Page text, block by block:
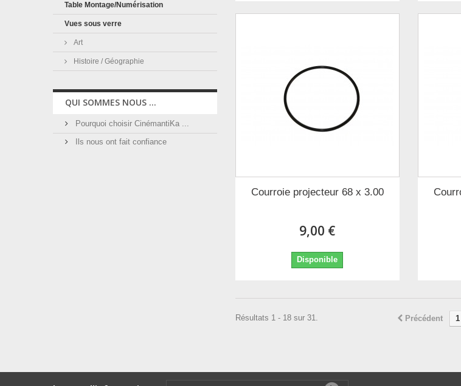
Table Montage/Numérisation
Vues sous verre
Art
Histoire / Géographie
QUI SOMMES NOUS ...
Pourquoi choisir CinémantiKa ...
Ils nous ont fait confiance
Courroie projecteur 68 x 3.00
9,00 €
Disponible
Précédent 1
Résultats 1 - 18 sur 31.